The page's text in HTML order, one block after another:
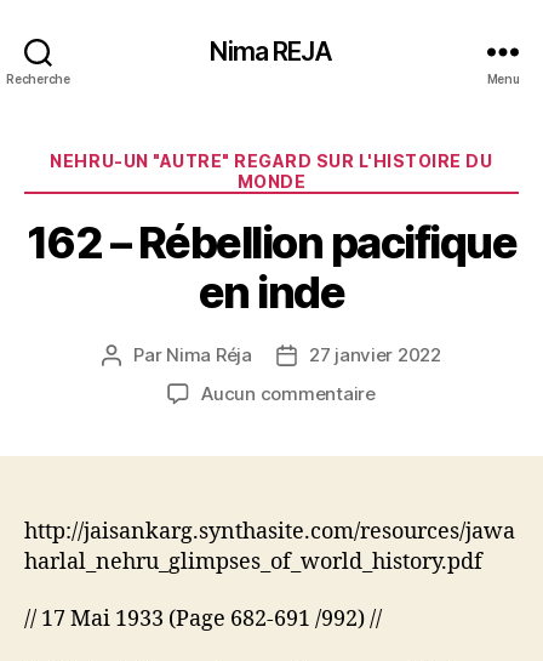
Recherche
Nima REJA
Menu
Catégories
NEHRU-UN "AUTRE" REGARD SUR L'HISTOIRE DU
MONDE
162 – Rébellion pacifique
en inde
Auteur
Par Nima Réja
Date27 janvier 2022
Aucun commentairesur
en
inde
http://jaisankarg.synthasite.com/resources/jawa
harlal_nehru_glimpses_of_world_history.pdf
// 17 Mai 1933 (Page 682-691 /992) //